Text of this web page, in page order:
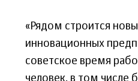
«Рядом строится
инновационных
советское время